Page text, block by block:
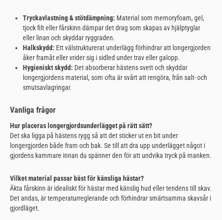
Tryckavlastning & stötdämpning: Material som memoryfoam, gel,
tjock filt eller fårskinn dämpar det drag som skapas av hjälptyglar
eller linan och skyddar ryggraden.
Halkskydd: Ett välstrukturerat underlägg förhindrar att longergjorden
åker framåt eller vrider sig i sidled under trav eller galopp.
Hygieniskt skydd: Det absorberar hästens svett och skyddar
longergjordens material, som ofta är svårt att rengöra, från salt- och
smutsavlagringar.
Vanliga frågor
Hur placeras longergjordsunderlägget på rätt sätt?
Det ska ligga på hästens rygg så att det sticker ut en bit under
longergjorden både fram och bak. Se till att dra upp underlägget något i
gjordens kammare innan du spänner den för att undvika tryck på manken.
Vilket material passar bäst för känsliga hästar?
Äkta fårskinn är idealiskt för hästar med känslig hud eller tendens till skav.
Det andas, är temperaturreglerande och förhindrar smärtsamma skavsår i
gjordläget.